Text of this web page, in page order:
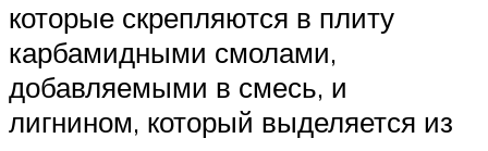
которые скрепляются в плиту
карбамидными смолами,
добавляемыми в смесь, и
лигнином, который выделяется из